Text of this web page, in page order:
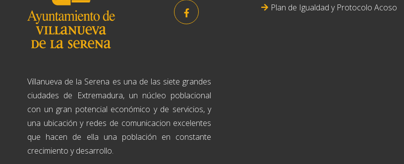
Villanueva de la Serena es una de las siete grandes
ciudades de Extremadura, un núcleo poblacional
con un gran potencial económico y de servicios, y
una ubicación y redes de comunicacion excelentes
que hacen de ella una población en constante
crecimiento y desarrollo.
Plan de Igualdad y Protocolo Acoso